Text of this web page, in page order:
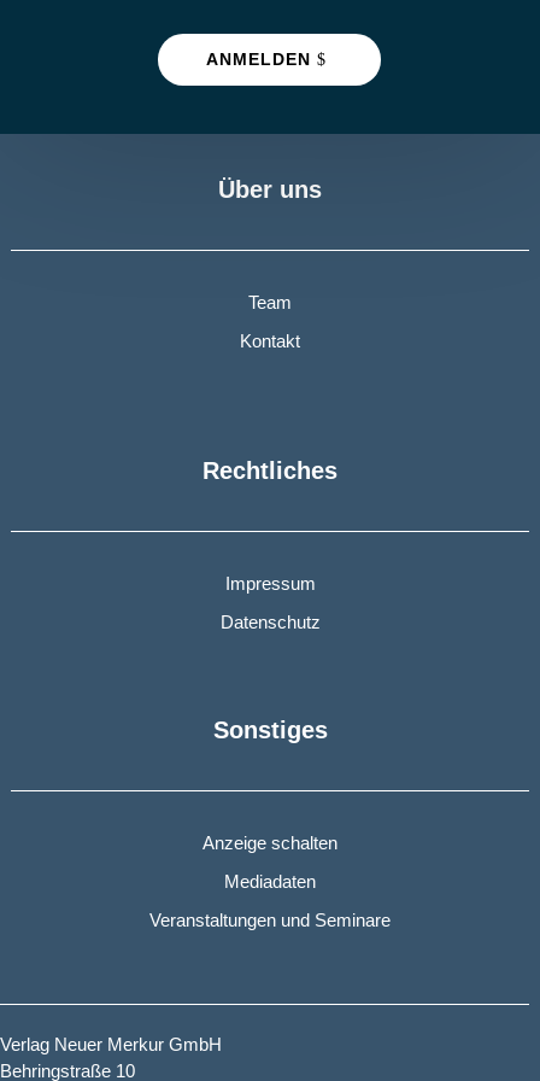
ANMELDEN
Über uns
Team
Kontakt
Rechtliches
Impressum
Datenschutz
Sonstiges
Anzeige schalten
Mediadaten
Veranstaltungen und Seminare
Verlag Neuer Merkur GmbH
Behringstraße 10